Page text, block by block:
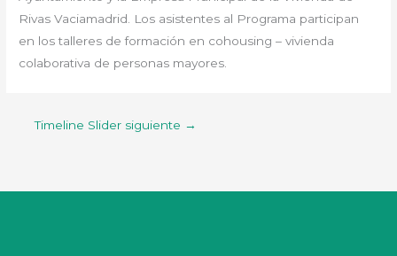
Rivas Vaciamadrid. Los asistentes al Programa participan
en los talleres de formación en cohousing – vivienda
colaborativa de personas mayores.
Timeline Slider siguiente →